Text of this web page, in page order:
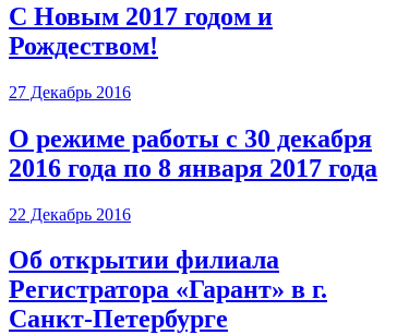
С Новым 2017 годом и
Рождеством!
27 Декабрь 2016
О режиме работы с 30 декабря
2016 года по 8 января 2017 года
22 Декабрь 2016
Об открытии филиала
Регистратора «Гарант» в г.
Санкт-Петербурге